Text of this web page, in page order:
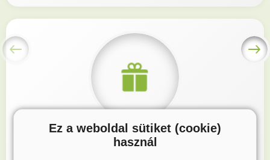
Hűségprogram
Ez a weboldal sütiket (cookie)
használ